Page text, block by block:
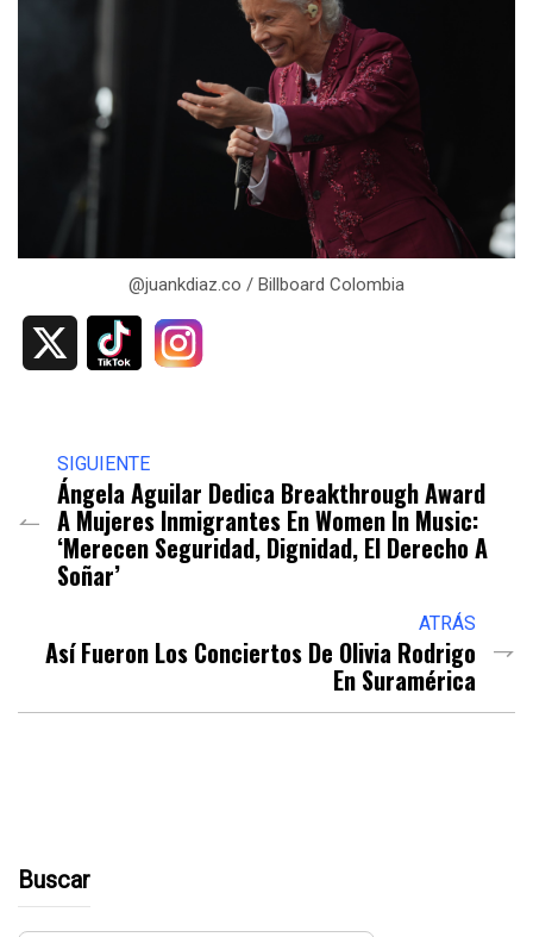
@juankdiaz.co / Billboard Colombia
SIGUIENTE
Ángela Aguilar Dedica Breakthrough Award
A Mujeres Inmigrantes En Women In Music:
‘Merecen Seguridad, Dignidad, El Derecho A
Soñar’
ATRÁS
Así Fueron Los Conciertos De Olivia Rodrigo
En Suramérica
Buscar